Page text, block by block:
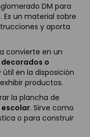
DM para
. Es un material sobre
y aporta
convierte en un
decorados o
en la disposición
productos.
la plancha de
. Sirve como
o para construir